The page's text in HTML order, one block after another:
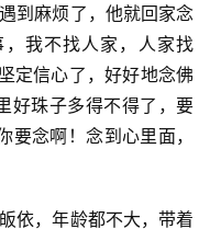
到麻烦了，他就回家念
我不找人家，人家找
定信心了，好好地念佛
好珠子多得不得了，要
要念啊！念到心里面，
依，年龄都不大，带着